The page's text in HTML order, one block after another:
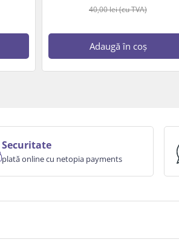
40,00lei(cu TVA)
Adaugă în coș
Securitate
plată online cu netopia payments